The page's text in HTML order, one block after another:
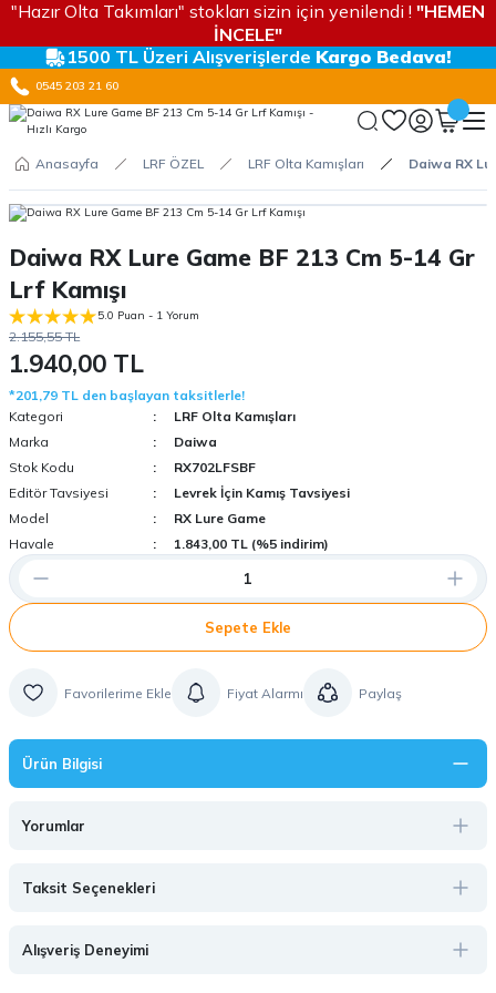
"Hazır Olta Takımları" stokları sizin için yenilendi ! "HEMEN
İNCELE"
1500 TL Üzeri Alışverişlerde Kargo Bedava!
0545 203 21 60
Anasayfa LRF ÖZEL LRF Olta Kamışları Daiwa RX
Daiwa RX Lure Game BF 213 Cm 5-14 Gr
Lrf Kamışı
5.0 Puan - 1 Yorum
2.155,55 TL
1.940,00 TL
*201,79 TL den başlayan taksitlerle!
Kategori
LRF Olta Kamışları
Marka
Daiwa
Stok Kodu
RX702LFSBF
Editör Tavsiyesi
Levrek İçin Kamış Tavsiyesi
Model
RX Lure Game
Havale
1.843,00 TL (%5 indirim)
Sepete Ekle
Fiyat Alarmı Paylaş
Ürün Bilgisi
Yorumlar
Taksit Seçenekleri
Alışveriş Deneyimi